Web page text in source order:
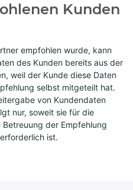
Kunden
empfohlen wurde, kann
des Kunden bereits aus der
weil der Kunde diese Daten
selbst mitgeteilt hat.
von Kundendaten
nur, soweit sie für die
der Empfehlung
ist.